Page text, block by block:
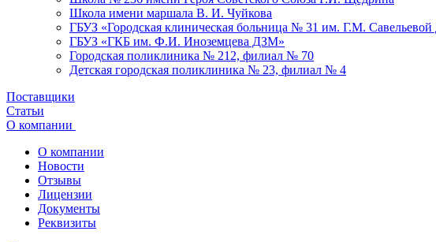
Школа имени маршала В. И. Чуйкова
ГБУЗ «Городская клиническая больница № 31 им. Г.М.
ГБУЗ «ГКБ им. Ф.И. Иноземцева ДЗМ»
Городская поликлиника № 212, филиал № 70
Детская городская поликлиника № 23, филиал № 4
Поставщики
Статьи
О компании
О компании
Новости
Отзывы
Лицензии
Документы
Реквизиты